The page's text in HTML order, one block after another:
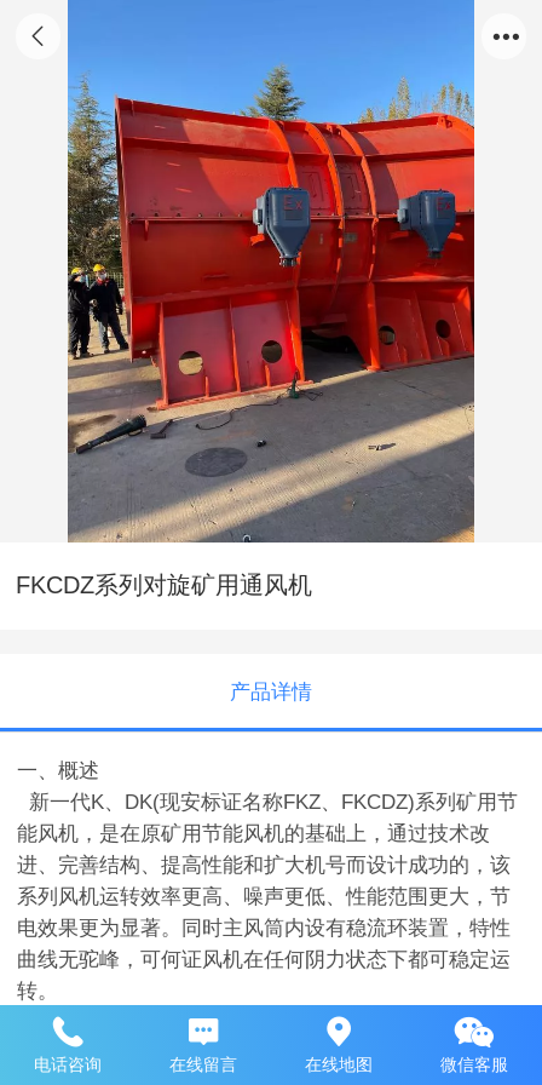
FKCDZ系列对旋矿用通风机
产品详情
一、概述
新一代K、DK(现安标证名称FKZ、FKCDZ)系列矿用节
能风机，是在原矿用节能风机的基础上，通过技术改
进、完善结构、提高性能和扩大机号而设计成功的，该
系列风机运转效率更高、噪声更低、性能范围更大，节
电效果更为显著。同时主风筒内设有稳流环装置，特性
曲线无驼峰，可何证风机在任何阴力状态下都可稳定运
转。
二、用途
该系列风机是专门根据冶金、有色、黄金、化工、建材
电话咨询 在线留言 在线地图 微信客服